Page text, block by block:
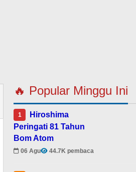
🔥 Popular Minggu Ini
1
Hiroshima
Peringati 81 Tahun
Bom Atom
06 Agu 44.7K pembaca